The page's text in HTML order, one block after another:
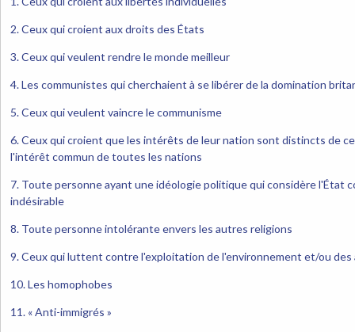
2. Ceux qui croient aux droits des États
3. Ceux qui veulent rendre le monde meilleur
4. Les communistes qui cherchaient à se libérer de la domination
5. Ceux qui veulent vaincre le communisme
6. Ceux qui croient que les intérêts de leur nation sont distincts de
l'intérêt commun de toutes les nations
7. Toute personne ayant une idéologie politique qui considère l'État
indésirable
8. Toute personne intolérante envers les autres religions
9. Ceux qui luttent contre l'exploitation de l'environnement et/ou des
10. Les homophobes
11. « Anti-immigrés »